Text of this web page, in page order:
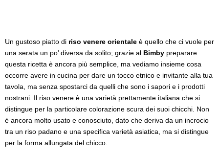
Un gustoso piatto di riso venere orientale è quello che ci vuole per
una serata un po’ diversa da solito; grazie al Bimby preparare
questa ricetta è ancora più semplice, ma vediamo insieme cosa
occorre avere in cucina per dare un tocco etnico e invitante alla tua
tavola, ma senza spostarci da quelli che sono i sapori e i prodotti
nostrani. Il riso venere è una varietà prettamente italiana che si
distingue per la particolare colorazione scura dei suoi chicchi. Non
è ancora molto usato e conosciuto, dato che deriva da un incrocio
tra un riso padano e una specifica varietà asiatica, ma si distingue
per la forma allungata del chicco.